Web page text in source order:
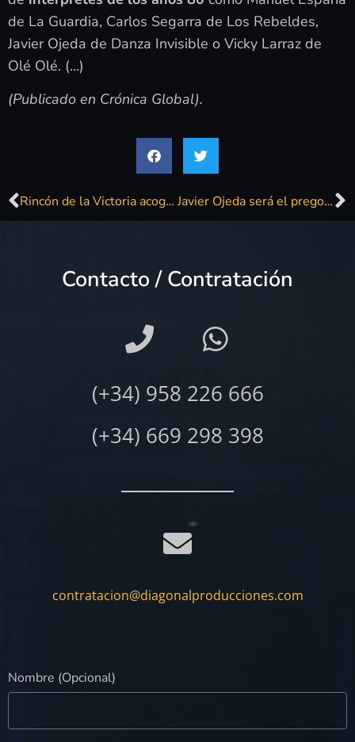
de La Guardia, Carlos Segarra de Los Rebeldes,
Javier Ojeda de Danza Invisible o Vicky Larraz de
Olé Olé. (…)
(Publicado en Crónica Global).
Rincón de la Victoria acoge desde este viernes la segunda feria comarcal ‘Sabor a Málaga’ del año Javier Ojeda será el pregonero de la Feria de Las Lagunas de Mijas 2018
Contacto / Contratación
(+34) 958 226 666
(+34) 669 298 398
contratacion@diagonalproducciones.com
Nombre (Opcional)